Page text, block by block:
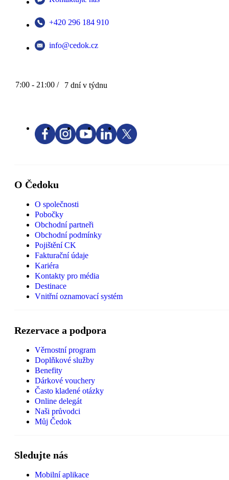
+420 296 184 910
info@cedok.cz
7:00 - 21:00 / 7 dní v týdnu
O Čedoku
O společnosti
Pobočky
Obchodní partneři
Obchodní podmínky
Pojištění CK
Fakturační údaje
Kariéra
Kontakty pro média
Destinace
Vnitřní oznamovací systém
Rezervace a podpora
Věrnostní program
Doplňkové služby
Benefity
Dárkové vouchery
Často kladené otázky
Online delegát
Naši průvodci
Můj Čedok
Sledujte nás
Mobilní aplikace